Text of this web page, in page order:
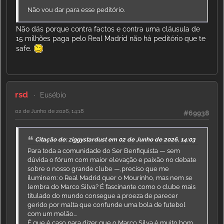
Não vou dar para esse peditório.
Não dás porque contra factos e contra uma cláusula de
15 milhões paga pelo Real Madrid não há peditório que te
safe.
rsd Eusébio
#69938
02 de Junho de 2026, 14:18
Citação de: ziggystardust em 02 de Junho de 2026, 14:03
Para toda a comunidade do Ser Benfiquista — sem
dúvida o fórum com maior elevação e paixão no debate
sobre o nosso grande clube —,preciso que me
iluminem: o Real Madrid quer o Mourinho, mas nem se
lembra do Marco Silva? É fascinante como o clube mais
titulado do mundo consegue a proeza de parecer
gerido por malta que confunde uma bola de futebol
com um melão...